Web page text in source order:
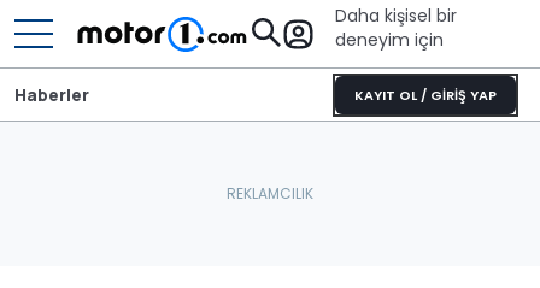
Daha kişisel bir
deneyim için
KAYIT OL / GİRİŞ YAP
Haberler